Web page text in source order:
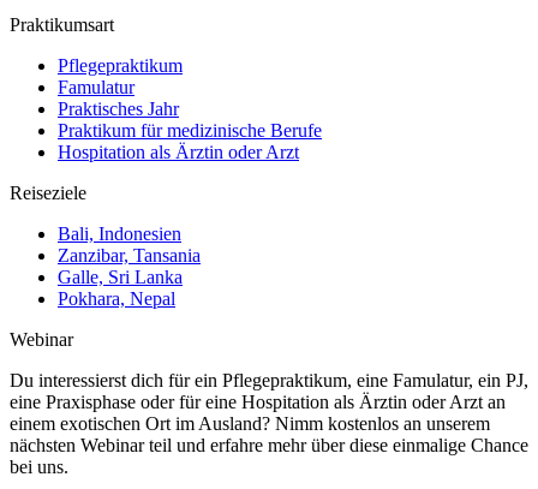
Praktikumsart
Pflegepraktikum
Famulatur
Praktisches Jahr
Praktikum für medizinische Berufe
Hospitation als Ärztin oder Arzt
Reiseziele
Bali, Indonesien
Zanzibar, Tansania
Galle, Sri Lanka
Pokhara, Nepal
Webinar
Du interessierst dich für ein Pflegepraktikum, eine Famulatur, ein PJ,
eine Praxisphase oder für eine Hospitation als Ärztin oder Arzt an
einem exotischen Ort im Ausland? Nimm kostenlos an unserem
nächsten Webinar teil und erfahre mehr über diese einmalige Chance
bei uns.